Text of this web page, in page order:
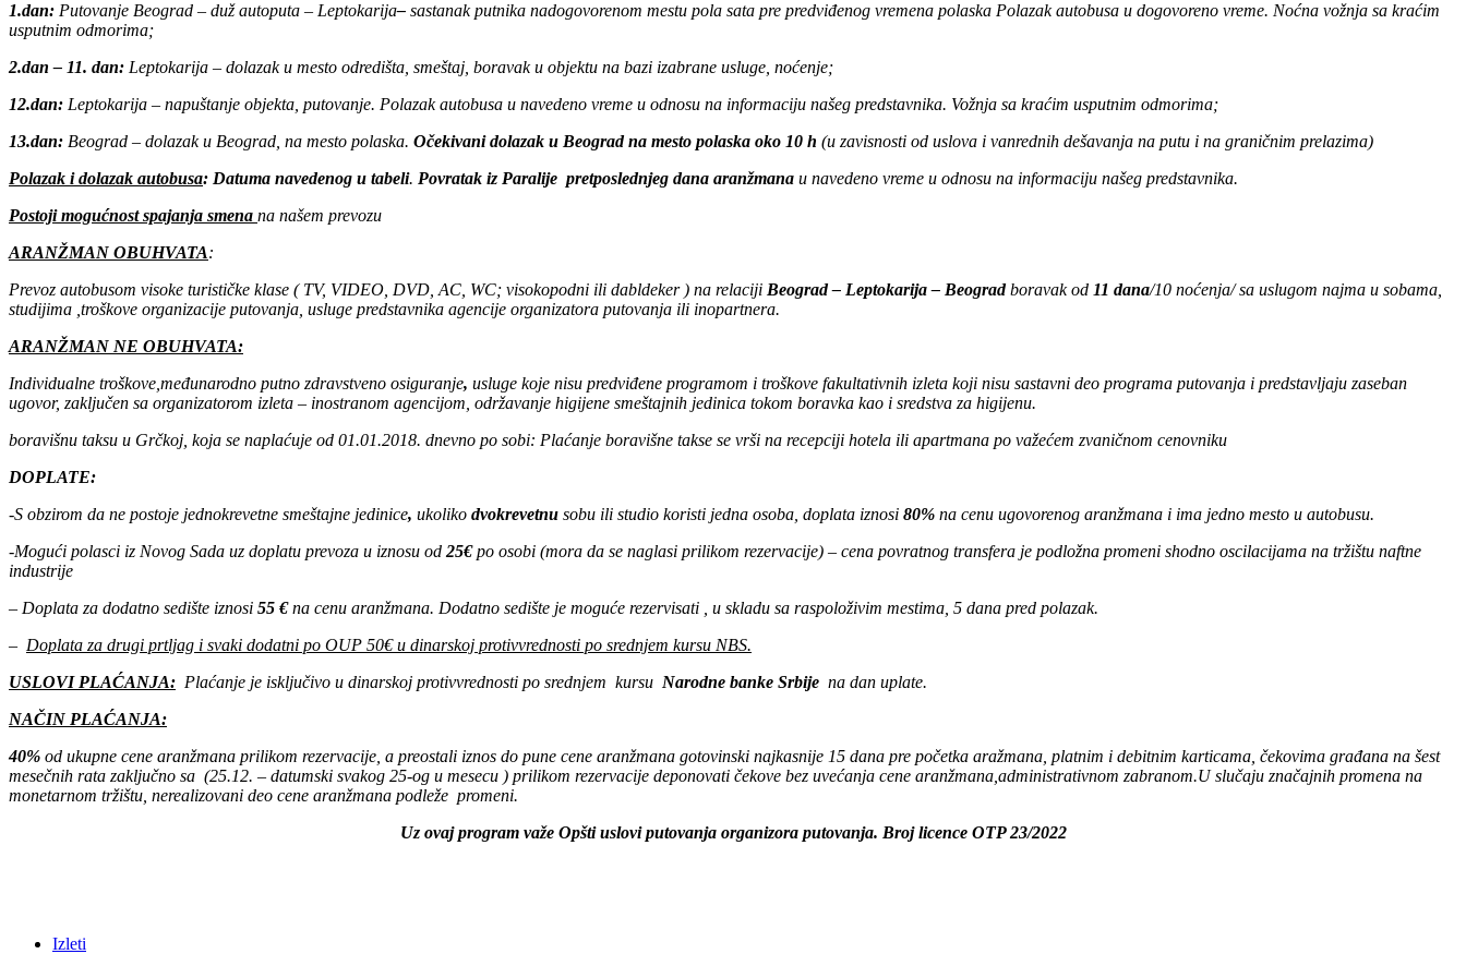
1.dan: Putovanje Beograd – duž autoputa – Leptokarija– sastanak putnika nadogovorenom mestu pola sata pre predviđenog vremena polaska Polazak autobusa u dogovoreno vreme. Noćna vožnja sa kraćim
usputnim odmorima;
2.dan – 11. dan: Leptokarija – dolazak u mesto odredišta, smeštaj, boravak u objektu na bazi izabrane usluge, noćenje;
12.dan: Leptokarija – napuštanje objekta, putovanje. Polazak autobusa u navedeno vreme u odnosu na informaciju našeg predstavnika. Vožnja sa kraćim usputnim odmorima;
13.dan: Beograd – dolazak u Beograd, na mesto polaska. Očekivani dolazak u Beograd na mesto polaska oko 10 h (u zavisnosti od uslova i vanrednih dešavanja na putu i na graničnim prelazima)
Polazak i dolazak autobusa: Datuma navedenog u tabeli. Povratak iz Paralije pretposlednjeg dana aranžmana u navedeno vreme u odnosu na informaciju našeg predstavnika.
Postoji mogućnost spajanja smena na našem prevozu
ARANŽMAN OBUHVATA:
Prevoz autobusom visoke turističke klase ( TV, VIDEO, DVD, AC, WC; visokopodni ili dabldeker ) na relaciji Beograd – Leptokarija – Beogradboravak od 11 dana/10 noćenja/ sa uslugom najma u sobama,
studijima ,troškove organizacije putovanja, usluge predstavnika agencije organizatora putovanja ili inopartnera.
ARANŽMAN NE OBUHVATA:
Individualne troškove,međunarodno putno zdravstveno osiguranje, usluge koje nisu predviđene programom i troškove fakultativnih izleta koji nisu sastavni deo programa putovanja i predstavljaju zaseban
ugovor, zaključen sa organizatorom izleta – inostranom agencijom, održavanje higijene smeštajnih jedinica tokom boravka kao i sredstva za higijenu.
boravišnu taksu u Grčkoj, koja se naplaćuje od 01.01.2018. dnevno po sobi: Plaćanje boravišne takse se vrši na recepciji hotela ili apartmana po važećem zvaničnom cenovniku
DOPLATE:
-S obzirom da ne postoje jednokrevetne smeštajne jedinice, ukoliko dvokrevetnu sobu ili studio koristi jedna osoba, doplata iznosi 80% na cenu ugovorenog aranžmana i ima jedno mesto u autobusu.
-Mogući polasci iz Novog Sada uz doplatu prevoza u iznosu od 25€po osobi (mora da se naglasi prilikom rezervacije) – cena povratnog transfera je podložna promeni shodno oscilacijama na tržištu naftne
industrije
– Doplata za dodatno sedište iznosi 55 €na cenu aranžmana. Dodatno sedište je moguće rezervisati , u skladu sa raspoloživim mestima, 5 dana pred polazak.
– Doplata za drugi prtljag i svaki dodatni po OUP 50€ u dinarskoj protivvrednosti po srednjem kursu NBS.
USLOVI PLAĆANJA: Plaćanje je isključivo u dinarskoj protivvrednosti po srednjem kursu Narodne banke Srbije na dan uplate.
NAČIN PLAĆANJA:
40% od ukupne cene aranžmana prilikom rezervacije, a preostali iznos do pune cene aranžmana gotovinski najkasnije 15 dana pre početka aražmana, platnim i debitnim karticama, čekovima građana na šest
mesečnih rata zaključno sa (25.12. – datumski svakog 25-og u mesecu ) prilikom rezervacije deponovati čekove bez uvećanja cene aranžmana,administrativnom zabranom.U slučaju značajnih promena na
monetarnom tržištu, nerealizovani deo cene aranžmana podleže promeni.
Uz ovaj program važe Opšti uslovi putovanja organizora putovanja. Broj licence OTP 23/2022
Izleti